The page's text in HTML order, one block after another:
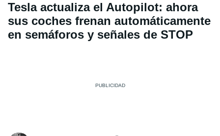
Tesla actualiza el Autopilot: ahora
sus coches frenan automáticamente
en semáforos y señales de STOP